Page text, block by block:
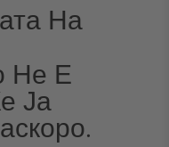
На
Не Е
Ја